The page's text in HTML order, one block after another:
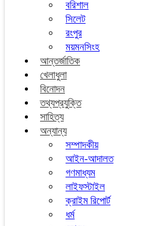
বরিশাল
সিলেট
রংপুর
ময়মনসিংহ
আন্তর্জাতিক
খেলাধুলা
বিনোদন
তথ্যপ্রযুক্তি
সাহিত্য
অন্যান্য
সম্পাদকীয়
আইন-আদালত
গণমাধ্যম
লাইফস্টাইল
ক্রাইম রিপোর্ট
ধর্ম